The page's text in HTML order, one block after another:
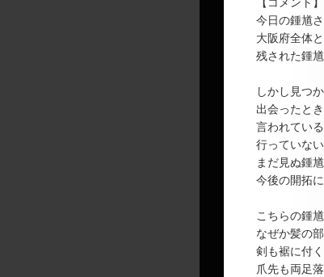
bykite [大阪府